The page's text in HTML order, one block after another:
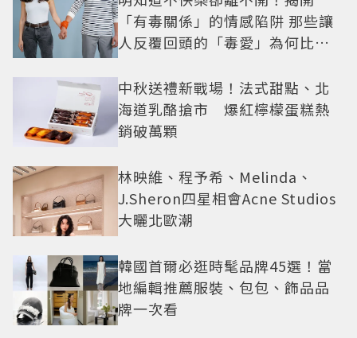
「有毒關係」的情感陷阱 那些讓
人反覆回頭的「毒愛」為何比菸
中秋送禮新戰場！法式甜點、北
海道乳酪搶市 爆紅檸檬蛋糕熱
銷破萬顆
林映維、程予希、Melinda、
J.Sheron四星相會Acne Studios
大曬北歐潮
韓國首爾必逛時髦品牌45選！當
地編輯推薦服裝、包包、飾品品
牌一次看